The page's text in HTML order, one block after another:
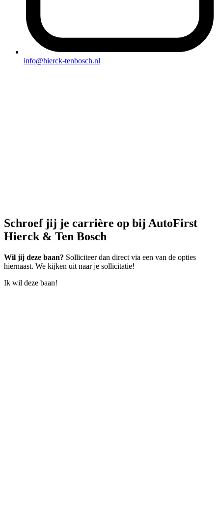
info@hierck-tenbosch.nl
Schroef jij je carrière op bij AutoFirst
Hierck & Ten Bosch
Wil jij deze baan? Solliciteer dan direct via een van de opties
hiernaast. We kijken uit naar je sollicitatie!
Ik wil deze baan!